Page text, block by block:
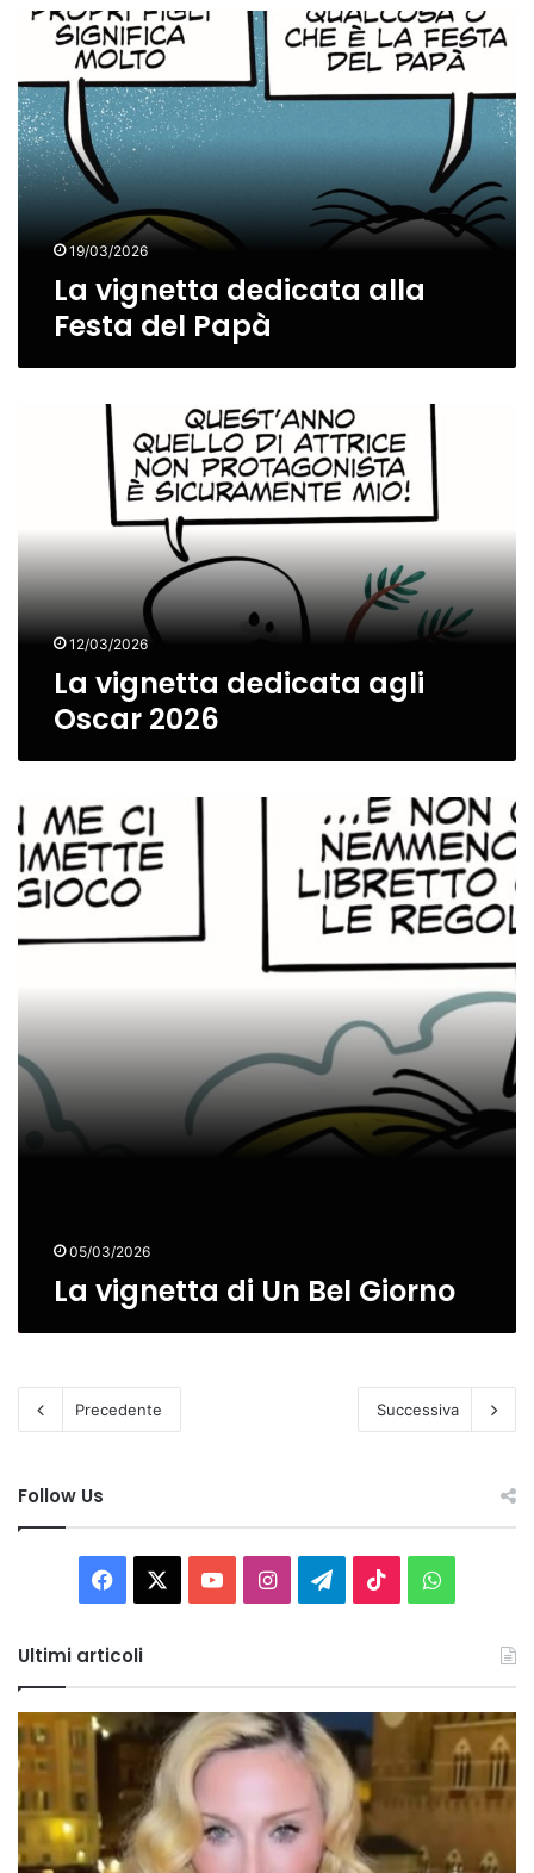
La
vignetta
dedicata
alla
Festa
del
Papà
19/03/2026
La vignetta dedicata alla
Festa del Papà
12/03/2026
La vignetta dedicata agli
Oscar 2026
La
vignetta
di
Un
Bel
05/03/2026
La vignetta di Un Bel Giorno
Precedente Successiva
Follow Us
Facebook You InstagramTelegram
TikTok
Ultimi articoli